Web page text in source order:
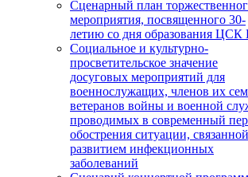
Сценарный план
мероприятия, посвященного 30-
летию со дня образования
Социальное и культурно-
просветительское значение
досуговых мероприятий для
военнослужащих, членов их
ветеранов войны и военной
проводимых в современный
обострения ситуации,
развитием инфекционных
заболеваний